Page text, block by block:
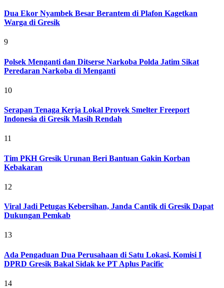
Dua Ekor Nyambek Besar Berantem di Plafon Kagetkan
Warga di Gresik
9
Polsek Menganti dan Ditserse Narkoba Polda Jatim Sikat
Peredaran Narkoba di Menganti
10
Serapan Tenaga Kerja Lokal Proyek Smelter Freeport
Indonesia di Gresik Masih Rendah
11
Tim PKH Gresik Urunan Beri Bantuan Gakin Korban
Kebakaran
12
Viral Jadi Petugas Kebersihan, Janda Cantik di Gresik Dapat
Dukungan Pemkab
13
Ada Pengaduan Dua Perusahaan di Satu Lokasi, Komisi I
DPRD Gresik Bakal Sidak ke PT Aplus Pacific
14